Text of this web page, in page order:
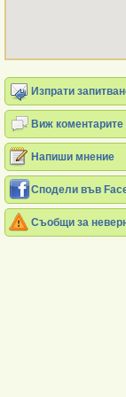
Изпрати
Виж коментарите
Напиши мнение
Сподели във
Съобщи за